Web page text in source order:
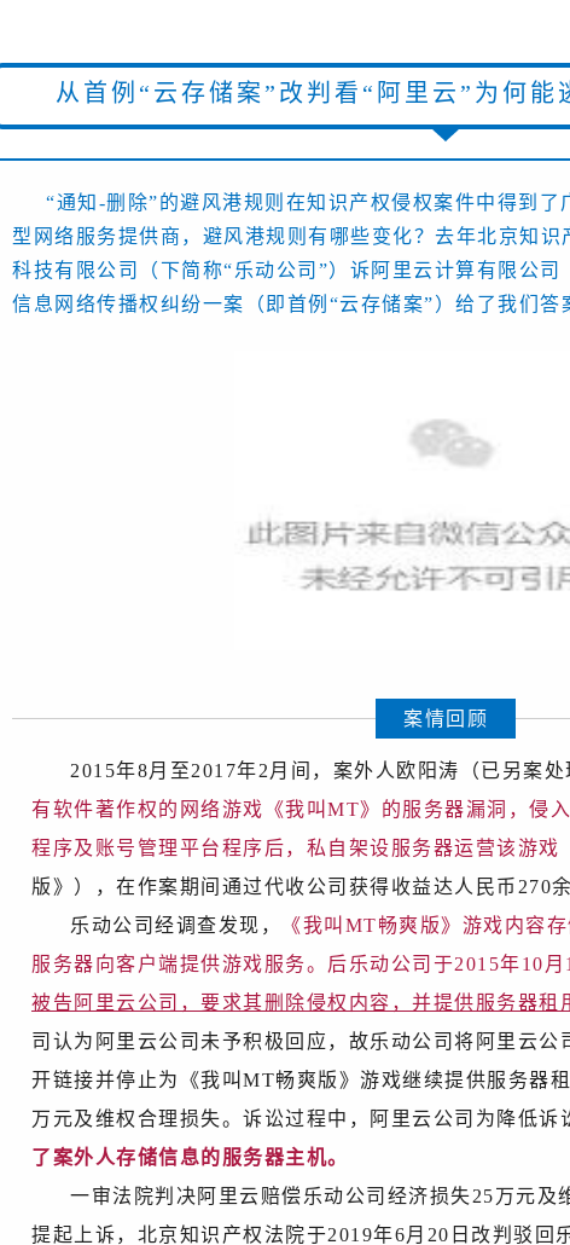
从首例“云存储案”改判 看“阿里云”为何能
“通知-删除”的避风港规则在知识产权侵权案件中得到了
型网络服务提供商，避风港规则有哪些变化？去年北京知
科技有限公司（下简称“乐动公司”）诉阿里云计算有限公司
信息网络传播权纠纷一案（即首例“云存储案”）给了我们答
案情回顾
2015年8月至2017年2月间，案外人欧阳涛（已另案处
有软件著作权的网络游戏《我叫MT》的服务器漏洞，侵
程序及账号管理平台程序后，私自架设服务器运营该游戏
版》），在作案期间通过代收公司获得收益达人民币270余
乐动公司经调查发现，
《我叫MT畅爽版》游戏内容
服务器向客户端提供游戏服务。后乐动公司于2015年10
被告阿里云公司，要求其删除侵权内容，并提供服务器租
司认为阿里云公司未予积极回应，故乐动公司将阿里云公
开链接并停止为《我叫MT畅爽版》游戏继续提供服务器
万元及维权合理损失。诉讼过程中，阿里云公司为降低诉
了案外人存储信息的服务器主机。
一审法院判决阿里云赔偿乐动公司经济损失25万元及
提起上诉，北京知识产权法院于2019年6月20日改判驳回